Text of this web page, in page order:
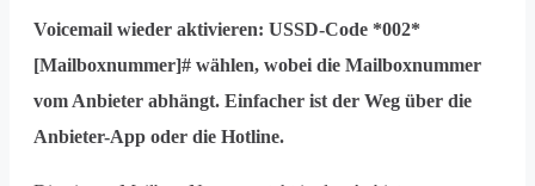
Voicemail wieder aktivieren: USSD-Code *002*
[Mailboxnummer]# wählen, wobei die Mailboxnummer
vom Anbieter abhängt. Einfacher ist der Weg über die
Anbieter-App oder die Hotline.